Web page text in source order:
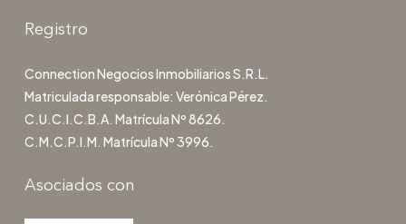
Registro
Connection Negocios Inmobiliarios S.R.L.
Matriculada responsable: Verónica Pérez.
C.U.C.I.C.B.A. Matrícula Nº 8626.
C.M.C.P.I.M. Matrícula Nº 3996.
Asociados con